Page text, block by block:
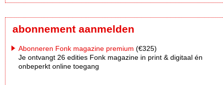
abonnement aanmelden
Abonneren Fonk magazine premium (€325)
Je ontvangt 26 edities Fonk magazine in print & digitaal én
onbeperkt online toegang